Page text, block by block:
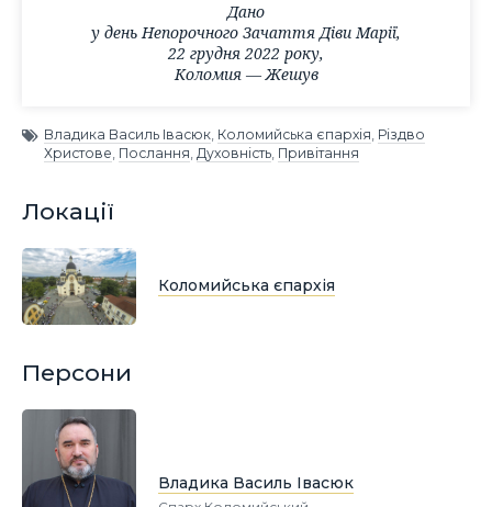
Дано
у день Непорочного Зачаття Діви Марії,
22 грудня 2022 року,
Коломия — Жешув
Владика Василь Івасюк, Коломийська єпархія, Різдво
Христове, Послання, Духовність, Привітання
Локації
Коломийська єпархія
Персони
Владика Василь Івасюк